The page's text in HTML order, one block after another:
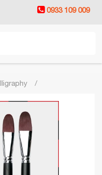
0933 109 009